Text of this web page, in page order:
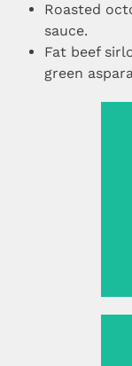
Roasted
sauce.
Fat beef
green